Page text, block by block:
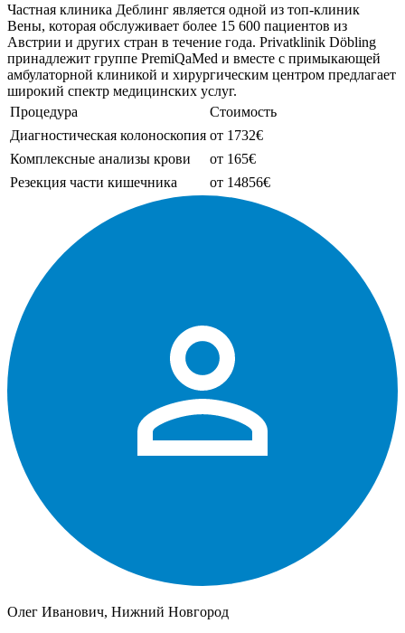
Частная клиника Деблинг является одной из топ-клиник
Вены, которая обслуживает более 15 600 пациентов из
Австрии и других стран в течение года. Privatklinik Döbling
принадлежит группе PremiQaMed и вместе с примыкающей
амбулаторной клиникой и хирургическим центром предлагает
широкий спектр медицинских услуг.
Процедура
Стоимость
Диагностическая колоноскопия от 1732€
Комплексные анализы крови
от 165€
Резекция части кишечника
от 14856€
Олег Иванович, Нижний Новгород